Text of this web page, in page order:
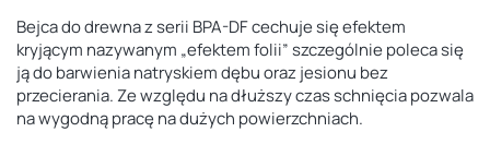
Bejca do drewna z serii BPA-DF cechuje się efektem
kryjącym nazywanym „efektem folii” szczególnie poleca się
ją do barwienia natryskiem dębu oraz jesionu bez
przecierania. Ze względu na dłuższy czas schnięcia pozwala
na wygodną pracę na dużych powierzchniach.